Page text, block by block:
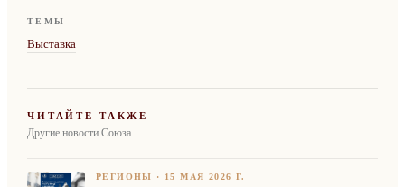
ТЕМЫ
Выставка
ЧИТАЙТЕ ТАКЖЕ
Другие новости Союза
РЕГИОНЫ · 15 МАЯ 2026 Г.